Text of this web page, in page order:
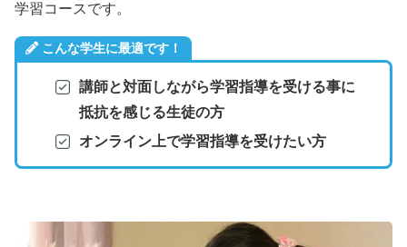
学習コースです。
こんな学生に最適です！
講師と対面しながら学習指導を受ける事に
抵抗を感じる生徒の方
オンライン上で学習指導を受けたい方